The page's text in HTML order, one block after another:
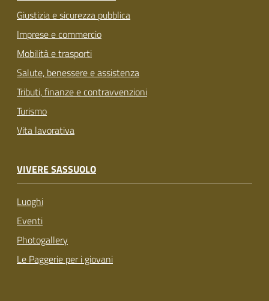
Giustizia e sicurezza pubblica
Imprese e commercio
Mobilità e trasporti
Salute, benessere e assistenza
Tributi, finanze e contravvenzioni
Turismo
Vita lavorativa
VIVERE SASSUOLO
Luoghi
Eventi
Photogallery
Le Paggerie per i giovani